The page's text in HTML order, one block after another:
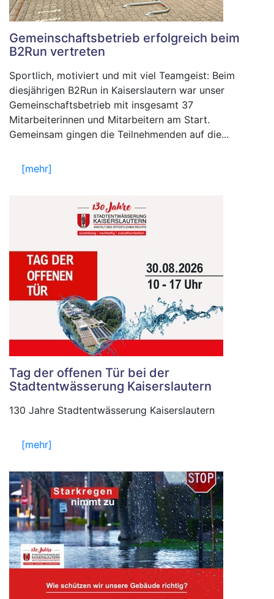
Gemeinschaftsbetrieb erfolgreich beim
B2Run vertreten
Sportlich, motiviert und mit viel Teamgeist: Beim
diesjährigen B2Run in Kaiserslautern war unser
Gemeinschaftsbetrieb mit insgesamt 37
Mitarbeiterinnen und Mitarbeitern am Start.
Gemeinsam gingen die Teilnehmenden auf die...
[mehr]
Tag der offenen Tür bei der
Stadtentwässerung Kaiserslautern
130 Jahre Stadtentwässerung Kaiserslautern
[mehr]